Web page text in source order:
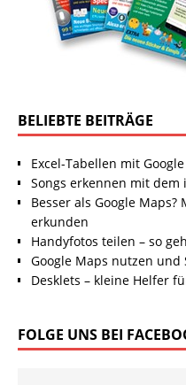
BELIEBTE BEITRÄGE
Excel-Tabellen mit
Songs erkennen mit dem
Besser als Google
erkunden
Handyfotos teilen – so
Google Maps nutzen und
Desklets – kleine Helfer
FOLGE UNS BEI